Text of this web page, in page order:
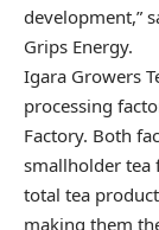
development,”
Grips Energy.
Igara Growers
processing
Factory. Both
smallholder tea
total tea
making them